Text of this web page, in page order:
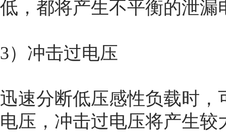
低，都将产生不平衡的泄
3）冲击过电压
迅速分断低压感性负载时，
电压，冲击过电压将产生